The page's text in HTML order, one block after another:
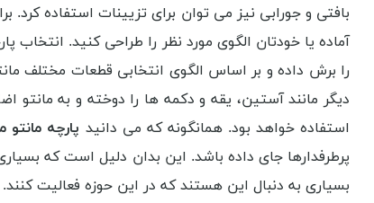
بافتی و جورابی نیز می توان برای تزیینات استفاده کرد.
آماده یا خودتان الگوی مورد نظر را طراحی کنید.
را برش داده و بر اساس الگوی انتخابی قطعات
دیگر مانند آستین، یقه و دکمه ها را دوخته و به مانتو
استفاده خواهد بود. همانگونه که می دانید پارچه مانتو
پرطرفدارها جای داده باشد. این بدان دلیل است که
بسیاری به دنبال این هستند که در این حوزه فعالیت